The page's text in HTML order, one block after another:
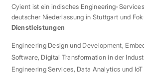
Cyient ist ein indisches Engineering-
deutscher Niederlassung in Stuttgart und
Automotive.
Dienstleistungen
Engineering Design und Development,
Software, Digital Transformation in der
Engineering Services, Data Analytics und